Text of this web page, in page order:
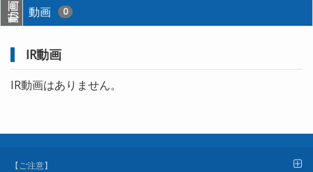
動画 動画 0
IR動画
IR動画はありません。
【ご注意】